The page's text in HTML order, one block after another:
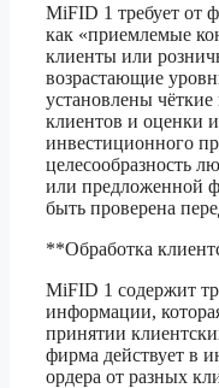
MiFID 1 требует от
как «приемлемые
клиенты или
возрастающие
установлены
клиентов и оценки
инвестиционного
целесообразность
или предложенной
быть проверена
**Обработка
MiFID 1 содержит
информации,
принятии
фирма действует в
ордера от разных